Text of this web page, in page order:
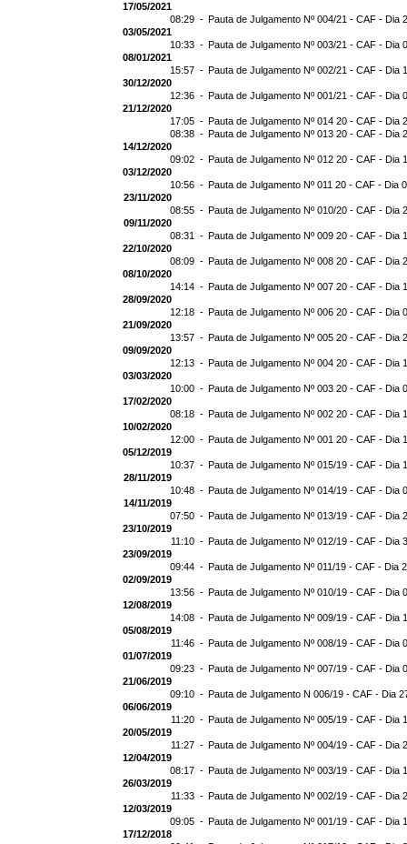
17/05/2021
08:29 - Pauta de Julgamento Nº 004/21 - CAF - Dia
03/05/2021
10:33 - Pauta de Julgamento Nº 003/21 - CAF - Dia
08/01/2021
15:57 - Pauta de Julgamento Nº 002/21 - CAF - Dia
30/12/2020
12:36 - Pauta de Julgamento Nº 001/21 - CAF - Dia
21/12/2020
17:05 - Pauta de Julgamento Nº 014 20 - CAF - Dia
08:38 - Pauta de Julgamento Nº 013 20 - CAF - Dia
14/12/2020
09:02 - Pauta de Julgamento Nº 012 20 - CAF - Dia
03/12/2020
10:56 - Pauta de Julgamento Nº 011 20 - CAF - Dia
23/11/2020
08:55 - Pauta de Julgamento Nº 010/20 - CAF - Dia
09/11/2020
08:31 - Pauta de Julgamento Nº 009 20 - CAF - Dia
22/10/2020
08:09 - Pauta de Julgamento Nº 008 20 - CAF - Dia
08/10/2020
14:14 - Pauta de Julgamento Nº 007 20 - CAF - Dia
28/09/2020
12:18 - Pauta de Julgamento Nº 006 20 - CAF - Dia
21/09/2020
13:57 - Pauta de Julgamento Nº 005 20 - CAF - Dia
09/09/2020
12:13 - Pauta de Julgamento Nº 004 20 - CAF - Dia
03/03/2020
10:00 - Pauta de Julgamento Nº 003 20 - CAF - Dia
17/02/2020
08:18 - Pauta de Julgamento Nº 002 20 - CAF - Dia
10/02/2020
12:00 - Pauta de Julgamento Nº 001 20 - CAF - Dia
05/12/2019
10:37 - Pauta de Julgamento Nº 015/19 - CAF - Dia
28/11/2019
10:48 - Pauta de Julgamento Nº 014/19 - CAF - Dia
14/11/2019
07:50 - Pauta de Julgamento Nº 013/19 - CAF - Dia
23/10/2019
11:10 - Pauta de Julgamento Nº 012/19 - CAF - Dia
23/09/2019
09:44 - Pauta de Julgamento Nº 011/19 - CAF - Dia
02/09/2019
13:56 - Pauta de Julgamento Nº 010/19 - CAF - Dia
12/08/2019
14:08 - Pauta de Julgamento Nº 009/19 - CAF - Dia
05/08/2019
11:46 - Pauta de Julgamento Nº 008/19 - CAF - Dia
01/07/2019
09:23 - Pauta de Julgamento Nº 007/19 - CAF - Dia
21/06/2019
09:10 - Pauta de Julgamento N 006/19 - CAF - Dia
06/06/2019
11:20 - Pauta de Julgamento Nº 005/19 - CAF - Dia
20/05/2019
11:27 - Pauta de Julgamento Nº 004/19 - CAF - Dia
12/04/2019
08:17 - Pauta de Julgamento Nº 003/19 - CAF - Dia
26/03/2019
11:33 - Pauta de Julgamento Nº 002/19 - CAF - Dia
12/03/2019
09:05 - Pauta de Julgamento Nº 001/19 - CAF - Dia
17/12/2018